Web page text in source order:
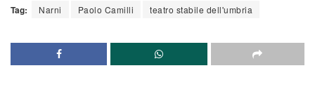
Tag: Narni Paolo Camilli teatro stabile dell'umbria